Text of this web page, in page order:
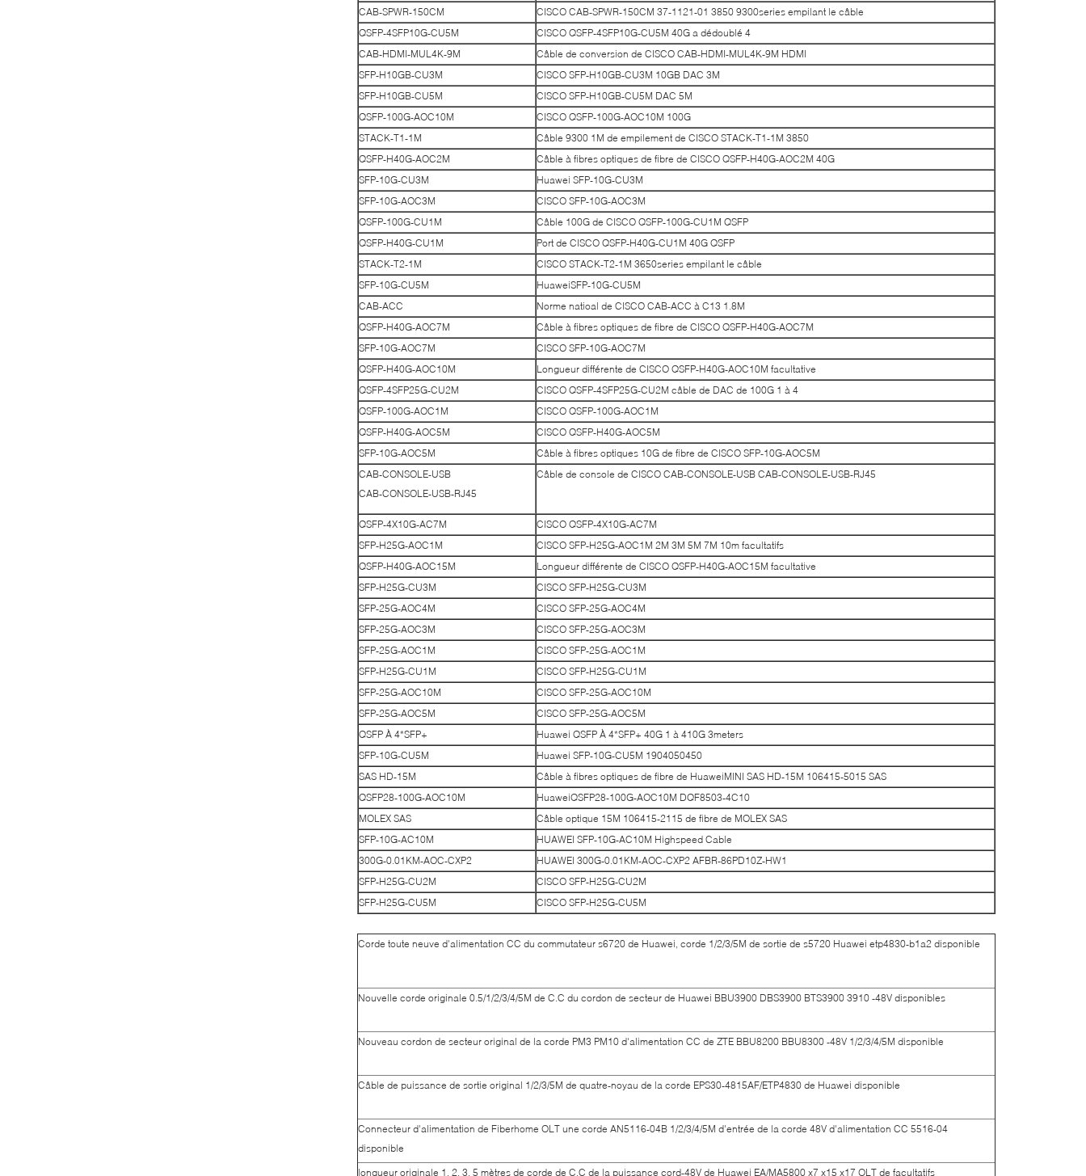
CAB-SPWR-150CM
CISCO CAB-SPWR-150CM 37-1121-01 3850 9300series empilant le câble
QSFP-4SFP10G-CU5M
CISCO QSFP-4SFP10G-CU5M 40G a dédoublé 4
CAB-HDMI-MUL4K-9M
Câble de conversion de CISCO CAB-HDMI-MUL4K-9M HDMI
SFP-H10GB-CU3M
CISCO SFP-H10GB-CU3M 10GB DAC 3M
SFP-H10GB-CU5M
CISCO SFP-H10GB-CU5M DAC 5M
QSFP-100G-AOC10M
CISCO QSFP-100G-AOC10M 100G
STACK-T1-1M
Câble 9300 1M de empilement de CISCO STACK-T1-1M 3850
QSFP-H40G-AOC2M
Câble à fibres optiques de fibre de CISCO QSFP-H40G-AOC2M 40G
SFP-10G-CU3M
Huawei SFP-10G-CU3M
SFP-10G-AOC3M
CISCO SFP-10G-AOC3M
QSFP-100G-CU1M
Câble 100G de CISCO QSFP-100G-CU1M QSFP
QSFP-H40G-CU1M
Port de CISCO QSFP-H40G-CU1M 40G QSFP
STACK-T2-1M
CISCO STACK-T2-1M 3650series empilant le câble
SFP-10G-CU5M
HuaweiSFP-10G-CU5M
CAB-ACC
Norme natioal de CISCO CAB-ACC à C13 1.8M
QSFP-H40G-AOC7M
Câble à fibres optiques de fibre de CISCO QSFP-H40G-AOC7M
SFP-10G-AOC7M
CISCO SFP-10G-AOC7M
QSFP-H40G-AOC10M
Longueur différente de CISCO QSFP-H40G-AOC10M facultative
QSFP-4SFP25G-CU2M
CISCO QSFP-4SFP25G-CU2M câble de DAC de 100G 1 à 4
QSFP-100G-AOC1M
CISCO QSFP-100G-AOC1M
QSFP-H40G-AOC5M
CISCO QSFP-H40G-AOC5M
SFP-10G-AOC5M
Câble à fibres optiques 10G de fibre de CISCO SFP-10G-AOC5M
CAB-CONSOLE-USB
CAB-CONSOLE-USB-RJ45
Câble de console de CISCO CAB-CONSOLE-USB CAB-CONSOLE-USB-RJ45
QSFP-4X10G-AC7M
CISCO QSFP-4X10G-AC7M
SFP-H25G-AOC1M
CISCO SFP-H25G-AOC1M 2M 3M 5M 7M 10m facultatifs
QSFP-H40G-AOC15M
Longueur différente de CISCO QSFP-H40G-AOC15M facultative
SFP-H25G-CU3M
CISCO SFP-H25G-CU3M
SFP-25G-AOC4M
CISCO SFP-25G-AOC4M
SFP-25G-AOC3M
CISCO SFP-25G-AOC3M
SFP-25G-AOC1M
CISCO SFP-25G-AOC1M
SFP-H25G-CU1M
CISCO SFP-H25G-CU1M
SFP-25G-AOC10M
CISCO SFP-25G-AOC10M
SFP-25G-AOC5M
CISCO SFP-25G-AOC5M
QSFP À 4*SFP+
Huawei QSFP À 4*SFP+ 40G 1 à 410G 3meters
SFP-10G-CU5M
Huawei SFP-10G-CU5M 1904050450
SAS HD-15M
Câble à fibres optiques de fibre de HuaweiMINI SAS HD-15M 106415-5015 SAS
QSFP28-100G-AOC10M
HuaweiQSFP28-100G-AOC10M DQF8503-4C10
MOLEX SAS
Câble optique 15M 106415-2115 de fibre de MOLEX SAS
SFP-10G-AC10M
HUAWEI SFP-10G-AC10M Highspeed Cable
300G-0.01KM-AOC-CXP2
HUAWEI 300G-0.01KM-AOC-CXP2 AFBR-86PD10Z-HW1
SFP-H25G-CU2M
CISCO SFP-H25G-CU2M
SFP-H25G-CU5M
CISCO SFP-H25G-CU5M
Corde toute neuve d'alimentation CC du commutateur s6720 de Huawei, corde 1/2/3/5M de sortie de s5720 Huawei etp4830-b1a2 disponible
Nouvelle corde originale 0.5/1/2/3/4/5M de C.C du cordon de secteur de Huawei BBU3900 DBS3900 BTS3900 3910 -48V disponibles
Nouveau cordon de secteur original de la corde PM3 PM10 d'alimentation CC de ZTE BBU8200 BBU8300 -48V 1/2/3/4/5M disponible
Câble de puissance de sortie original 1/2/3/5M de quatre-noyau de la corde EPS30-4815AF/ETP4830 de Huawei disponible
Connecteur d'alimentation de Fiberhome OLT une corde AN5116-04B 1/2/3/4/5M d'entrée de la corde 48V d'alimentation CC 5516-04
disponible
longueur originale 1, 2, 3, 5 mètres de corde de C.C de la puissance cord-48V de Huawei EA/MA5800 x7 x15 x17 OLT de facultatifs